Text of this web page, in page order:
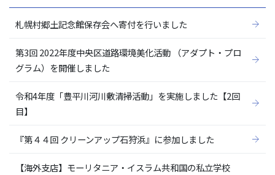
札幌村郷土記念館保存会へ寄付を行いました
第3回 2022年度中央区道路環境美化活動 （アダプト・プロ
グラム）を開催しました
令和4年度「豊平川河川敷清掃活動」を実施しました【2回
目】
『第４４回 クリーンアップ石狩浜』に参加しました
【海外支店】モーリタニア・イスラム共和国の私立学校